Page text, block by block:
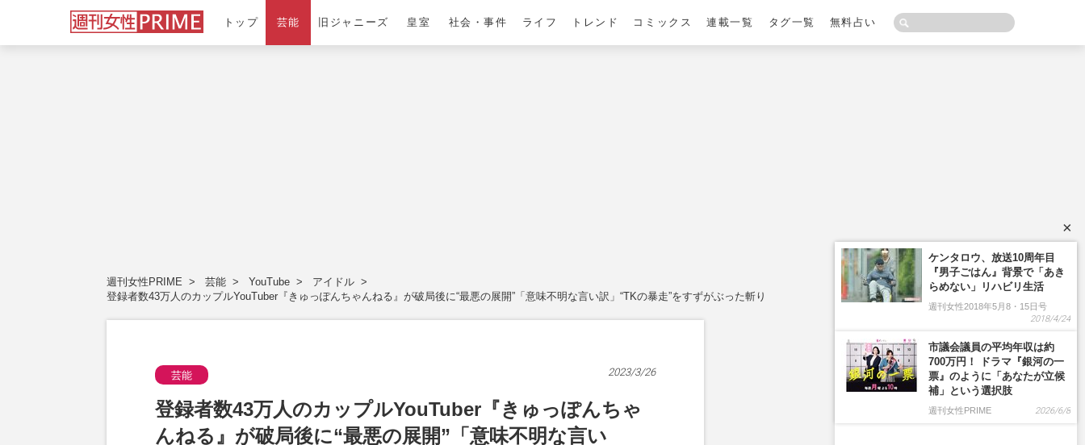
トップ 芸能 旧ジャニーズ 皇室 社会・事件 ライフ トレンド コミックス 連載一覧 タグ一覧 無料占い
週刊女性PRIME 芸能 YouTube
アイドル
登録者数43万人のカップルYouTuber『きゅっぽんちゃんねる』が破局後に“最悪の展開”「意味不明な言い訳」“TKの暴走”をすずがぶった斬り
芸能 2023/3/26
登録者数43万人のカップルYouTuber『きゅっぽんちゃ
んねる』が破局後に“最悪の展開”「意味不明な言い
×
ケンタロウ、放送10周年目
『男子ごはん』背景で「あき
らめない」リハビリ生活
週刊女性2018年5月8・15日号
2018/4/24
市議会議員の平均年収は約
700万円！ ドラマ『銀河の一
票』のように「あなたが立候
補」という選択肢
週刊女性PRIME 2026/6/8